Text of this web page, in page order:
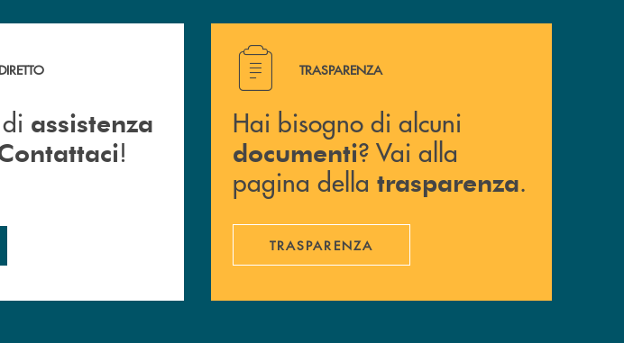
immediata? Contattaci !
assistenza
!
Hai bisogno di alcuni documenti ? Vai alla pagina della
TRASPARENZA
Hai bisogno di alcuni
documenti? Vai alla
pagina della trasparenza.
TRASPARENZA